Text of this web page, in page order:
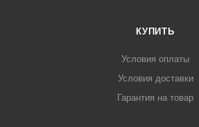
КУПИТЬ
Условия оплаты
Условия доставки
Гарантия на товар